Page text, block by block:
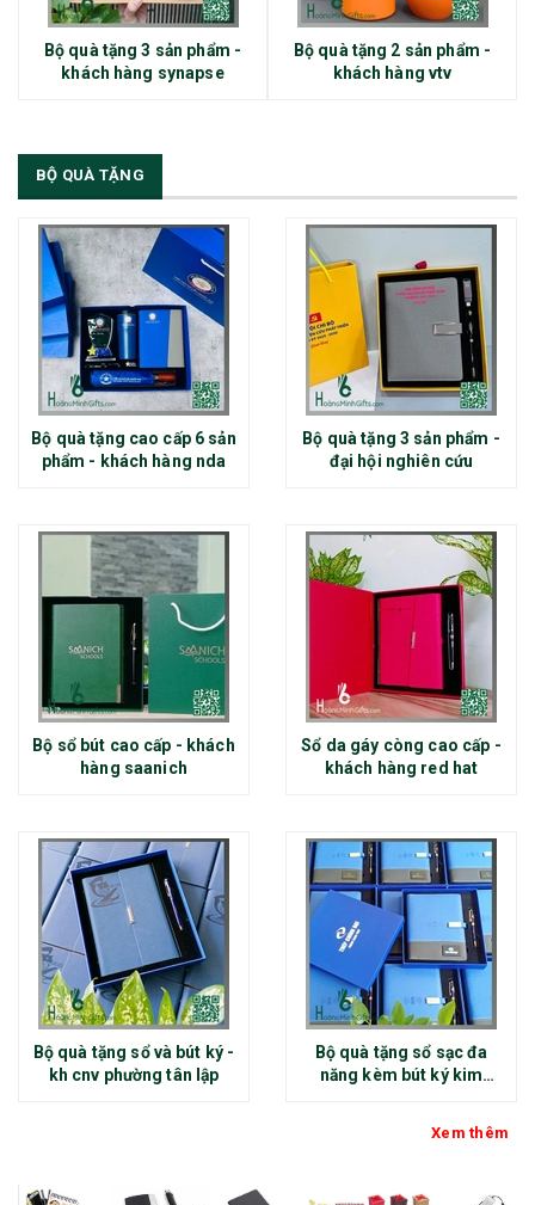
Bộ quà tặng 3 sản phẩm -
khách hàng synapse
Bộ quà tặng 2 sản phẩm -
khách hàng vtv
BỘ QUÀ TẶNG
Bộ quà tặng cao cấp 6 sản
phẩm - khách hàng nda
Bộ quà tặng 3 sản phẩm -
đại hội nghiên cứu
Bộ sổ bút cao cấp - khách
hàng saanich
Sổ da gáy còng cao cấp -
khách hàng red hat
Bộ quà tặng sổ và bút ký -
kh cnv phường tân lập
Bộ quà tặng sổ sạc đa
năng kèm bút ký kim
Xem thêm